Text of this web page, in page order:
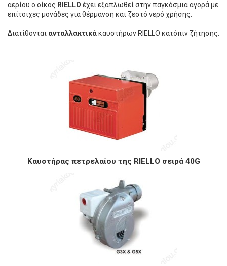
αερίου ο οίκος RIELLO έχει εξαπλωθεί στην παγκόσμια αγορά με
επίτοιχες μονάδες για θέρμανση και ζεστό νερό χρήσης.
Διατίθονται ανταλλακτικάκαυστήρων RIELLO κατόπιν ζήτησης.
Καυστήρας πετρελαίου της RIELLO σειρά 40G